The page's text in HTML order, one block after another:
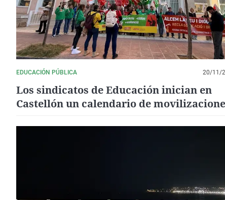
EDUCACIÓN PÚBLICA 20/11/
Los sindicatos de Educación inician en
Castellón un calendario de